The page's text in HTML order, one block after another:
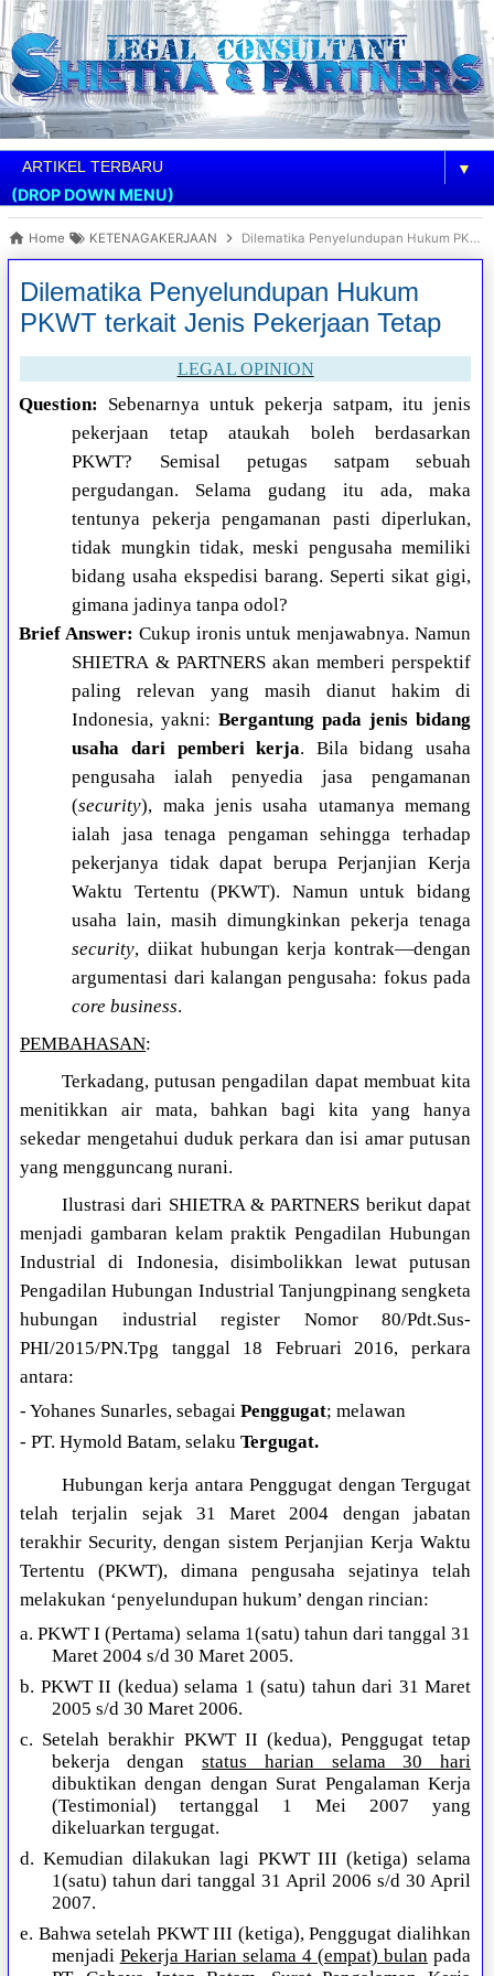
▼
(DROP DOWN MENU)
Home KETENAGAKERJAAN Dilematika Penyelundupan Hukum PKWT terkait Jenis Pekerjaan Tetap
Dilematika Penyelundupan Hukum
PKWT terkait Jenis Pekerjaan Tetap
LEGAL OPINION
Question: Sebenarnya untuk pekerja satpam, itu jenis
pekerjaan tetap ataukah boleh berdasarkan
PKWT? Semisal petugas satpam sebuah
pergudangan. Selama gudang itu ada, maka
tentunya pekerja pengamanan pasti diperlukan,
tidak mungkin tidak, meski pengusaha memiliki
bidang usaha ekspedisi barang. Seperti sikat gigi,
gimana jadinya tanpa odol?
Brief Answer: Cukup ironis untuk menjawabnya. Namun
SHIETRA & PARTNERS akan memberi perspektif
paling relevan yang masih dianut hakim di
Indonesia, yakni:Bergantung pada jenis bidang
usaha dari pemberi kerja. Bila bidang usaha
pengusaha ialah penyedia jasa pengamanan
(security), maka jenis usaha utamanya memang
ialah jasa tenaga pengaman sehingga terhadap
pekerjanya tidak dapat berupa Perjanjian Kerja
Waktu Tertentu (PKWT). Namun untuk bidang
usaha lain, masih dimungkinkan pekerja tenaga
security, diikat hubungan kerja kontrak—dengan
argumentasi dari kalangan pengusaha: fokus pada
core business.
PEMBAHASAN:
Terkadang, putusan pengadilan dapat membuat kita
menitikkan air mata, bahkan bagi kita yang hanya
sekedar mengetahui duduk perkara dan isi amar putusan
yang mengguncang nurani.
Ilustrasi dari SHIETRA & PARTNERS berikut dapat
menjadi gambaran kelam praktik Pengadilan Hubungan
Industrial di Indonesia, disimbolikkan lewat putusan
Pengadilan Hubungan Industrial Tanjungpinang sengketa
hubungan industrial register Nomor 80/Pdt.Sus-
PHI/2015/PN.Tpg tanggal 18 Februari 2016, perkara
antara:
- Yohanes Sunarles, sebagaiPenggugat; melawan
- PT. Hymold Batam, selakuTergugat.
Hubungan kerja antara Penggugat dengan Tergugat
telah terjalin sejak 31 Maret 2004 dengan jabatan
terakhir Security, dengan sistem Perjanjian Kerja Waktu
Tertentu (PKWT), dimana pengusaha sejatinya telah
melakukan ‘penyelundupan hukum’ dengan rincian:
a. PKWT I (Pertama) selama 1(satu) tahun dari tanggal 31
Maret 2004 s/d 30 Maret 2005.
b. PKWT II (kedua) selama 1 (satu) tahun dari 31 Maret
2005 s/d 30 Maret 2006.
c. Setelah berakhir PKWT II (kedua), Penggugat tetap
bekerja denganstatus harian selama 30 hari
dibuktikan dengan dengan Surat Pengalaman Kerja
(Testimonial) tertanggal 1 Mei 2007 yang
dikeluarkan tergugat.
d. Kemudian dilakukan lagi PKWT III (ketiga) selama
1(satu) tahun dari tanggal 31 April 2006 s/d 30 April
2007.
e. Bahwa setelah PKWT III (ketiga), Penggugat dialihkan
menjadi Pekerja Harian selama 4 (empat) bulanpada